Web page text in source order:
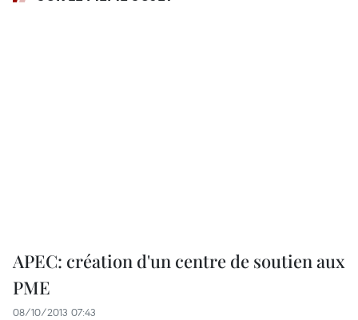
APEC: création d'un centre de soutien aux
PME
08/10/2013 07:43